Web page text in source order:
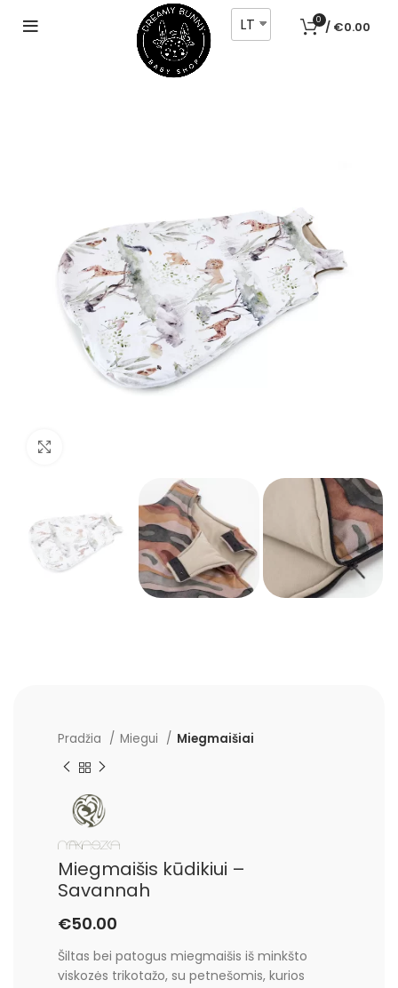
LT 0 / €0.00
Pradžia Miegui Miegmaišiai
Miegmaišis kūdikiui –
Savannah
€50.00
Šiltas bei patogus miegmaišis iš minkšto
viskozės trikotažo, su petnešomis, kurios